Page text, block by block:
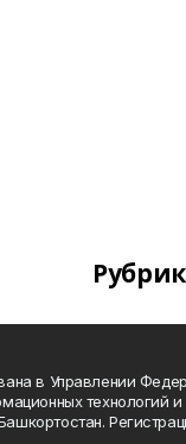
в Управлении
технологий и